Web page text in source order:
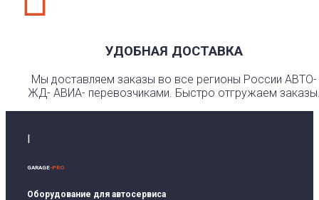
УДОБНАЯ ДОСТАВКА
Мы доставляем заказы во все регионы России АВТО-
ЖД- АВИА- перевозчиками. Быстро отгружаем
I
GARAGE-PRO
Оборудование для автосервиса